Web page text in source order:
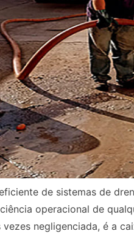
de sistemas de
operacional de
vezes negligenciada, é a